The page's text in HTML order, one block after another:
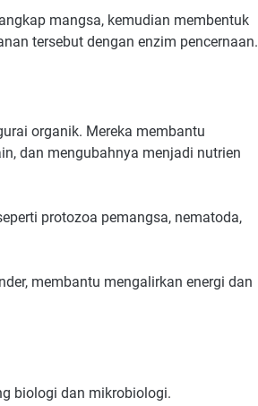
mangsa, kemudian membentuk
tersebut dengan enzim pencernaan.
organik. Mereka membantu
dan mengubahnya menjadi nutrien
protozoa pemangsa, nematoda,
membantu mengalirkan energi dan
biologi dan mikrobiologi.